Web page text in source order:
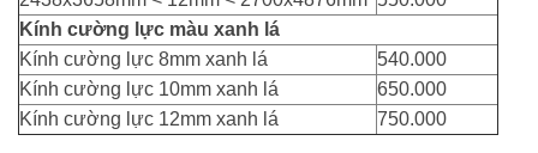
Kính cường lực màu xanh lá
Kính cường lực 8mm xanh lá
540.000
Kính cường lực 10mm xanh lá
650.000
Kính cường lực 12mm xanh lá
750.000